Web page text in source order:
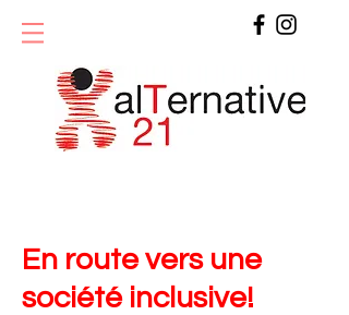
En route vers une
société inclusive!